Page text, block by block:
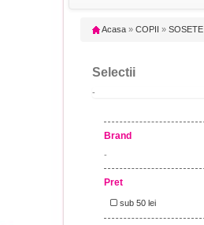
Acasa » COPII » SOSETE
Selectii
-
Brand
-
Pret
sub 50 lei